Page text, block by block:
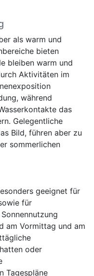
als warm und
bieten
bleiben warm und
Aktivitäten im
während
das
Gelegentliche
Bild, führen aber zu
sommerlichen
geeignet für
für
am Vormittag und am
oder
Tagespläne